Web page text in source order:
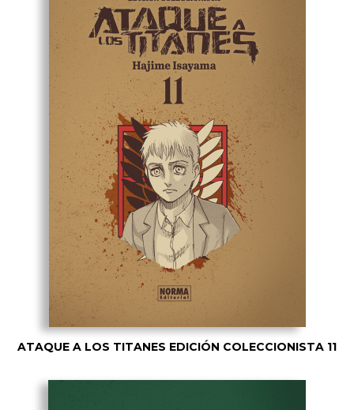
ATAQUE A LOS TITANES EDICIÓN COLECCIONISTA 11